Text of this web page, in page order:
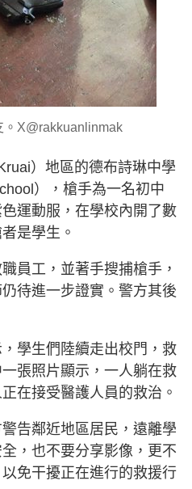
X@rakkuanlinmak
）地區的德布詩琳中學
），槍手為一名初中
運動服，在學校內開了數
是學生。
員工，並著手搜捕槍手，
待進一步證實。警方其後
學生們陸續走出校門，救
張照片顯示，一人躺在救
在接受醫護人員的救治。
告鄰近地區居民，遠離學
，也不要分享影像，更不
免干擾正在進行的救援行